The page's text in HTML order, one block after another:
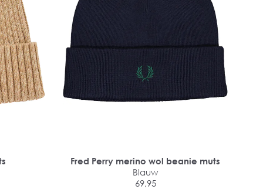
Fred Perry merino wol beanie muts
Blauw
69,95